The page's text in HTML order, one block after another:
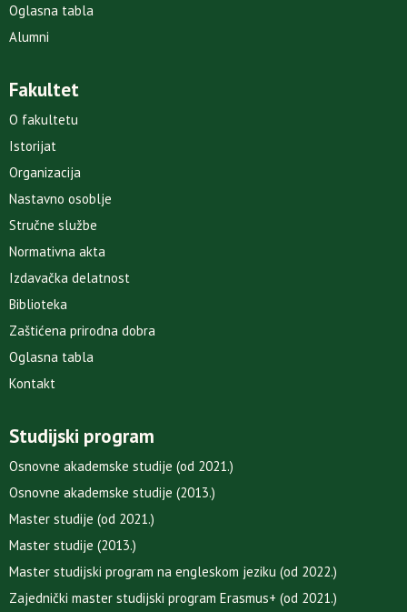
Oglasna tabla
Alumni
Fakultet
O fakultetu
Istorijat
Organizacija
Nastavno osoblje
Stručne službe
Normativna akta
Izdavačka delatnost
Biblioteka
Zaštićena prirodna dobra
Oglasna tabla
Kontakt
Studijski program
Osnovne akademske studije (od 2021.)
Osnovne akademske studije (2013.)
Master studije (od 2021.)
Master studije (2013.)
Master studijski program na engleskom jeziku (od 2022.)
Zajednički master studijski program Erasmus+ (od 2021.)